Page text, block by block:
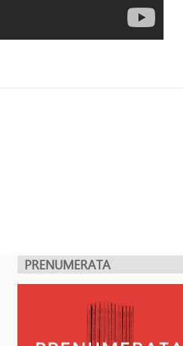
PRENUMERATA